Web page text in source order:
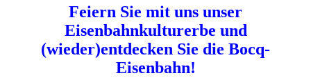
Feiern Sie mit uns unser
Eisenbahnkulturerbe und
(wieder)entdecken Sie die Bocq-
Eisenbahn!